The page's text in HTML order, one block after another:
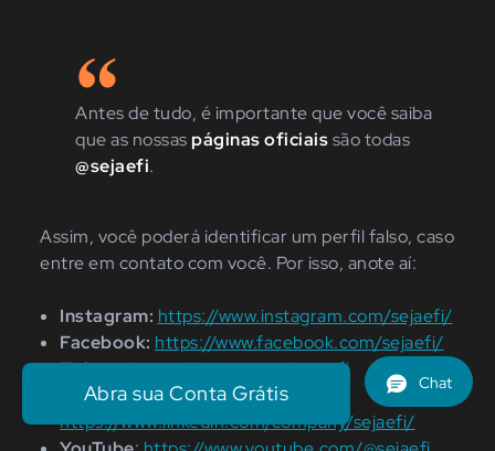
Antes de tudo, é importante que você saiba
que as nossas páginas oficiaissão todas
@sejaefi.
Assim, você poderá identificar um perfil falso, caso
entre em contato com você. Por isso, anote aí:
Instagram: https://www.instagram.com/sejaefi/
Facebook: https://www.facebook.com/sejaefi/
Twitter:https://twitter.com/sejaefi
LinkedIn:
https://www.linkedin.com/company/sejaefi/
Abra sua Conta Grátis